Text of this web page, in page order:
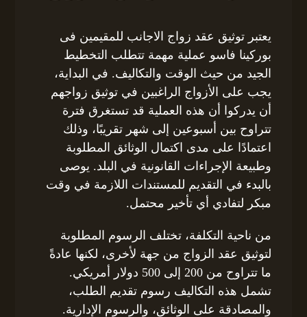
يعتبر توثيق عقد زواج الاجانب للمقيمين فى
بوركينا فاسو عملية مهمة تتطلب التخطيط
الجيد من حيث الوقت والتكاليف. في البداية،
يجب على الأزواج الراغبين في توثيق زواجهم
أن يدركوا أن هذه العملية قد تستغرق فترة
تتراوح بين أسبوعين إلى شهر تقريبًا، وذلك
اعتمادًا على مدى اكتمال الوثائق المطلوبة
وطبيعة الإجراءات القانونية في البلد. يوصى
بالبدء في التقديم للمستندات اللازمة في وقت
مبكر لتفادي أي تأخير محتمل.
من ناحية التكلفة، تختلف الرسوم المطلوبة
لتوثيق عقد الزواج من جهة لأخرى، لكنها عادةً
ما تتراوح من 200 إلى 500 دولار أمريكي.
تشمل هذه التكاليف رسوم تقديم الطلب،
والمصادقة على الوثائق، والرسوم الإدارية.